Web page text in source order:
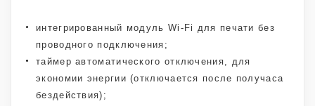
интегрированный модуль Wi-Fi для печати без
проводного подключения;
таймер автоматического отключения, для
экономии энергии (отключается после получаса
бездействия);